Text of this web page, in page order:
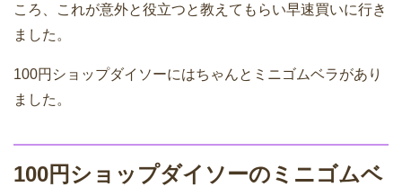
ころ、これが意外と役立つと教えてもらい早速買いに行き
ました。
100円ショップダイソーにはちゃんとミニゴムベラがあり
ました。
100円ショップダイソーのミニゴムベ